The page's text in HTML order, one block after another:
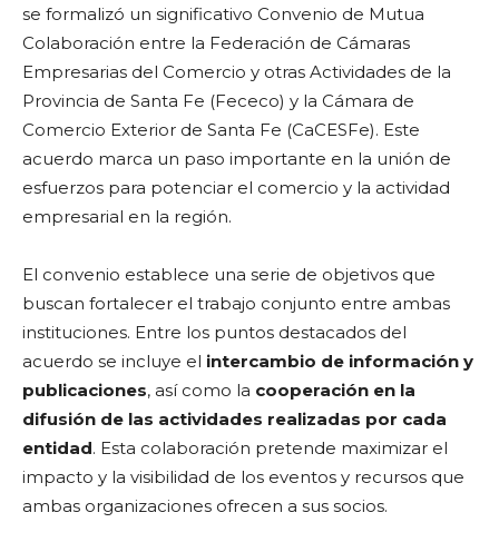
se formalizó un significativo Convenio de Mutua
Colaboración entre la Federación de Cámaras
Empresarias del Comercio y otras Actividades de la
Provincia de Santa Fe (Fececo) y la Cámara de
Comercio Exterior de Santa Fe (CaCESFe). Este
acuerdo marca un paso importante en la unión de
esfuerzos para potenciar el comercio y la actividad
empresarial en la región.
El convenio establece una serie de objetivos que
buscan fortalecer el trabajo conjunto entre ambas
instituciones. Entre los puntos destacados del
acuerdo se incluye el intercambio de información y
publicaciones, así como la cooperación en la
difusión de las actividades realizadas por cada
entidad. Esta colaboración pretende maximizar el
impacto y la visibilidad de los eventos y recursos que
ambas organizaciones ofrecen a sus socios.